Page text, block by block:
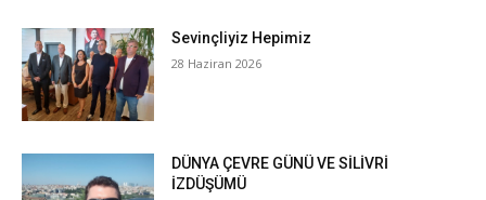
Sevinçliyiz Hepimiz
28 Haziran 2026
DÜNYA ÇEVRE GÜNÜ VE SİLİVRİ
İZDÜŞÜMÜ